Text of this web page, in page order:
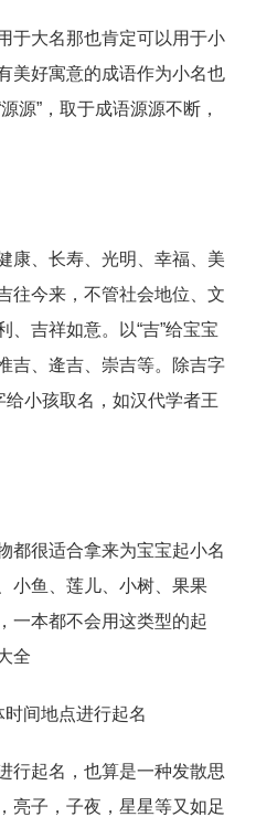
大名那也肯定可以用于小
美好寓意的成语作为小名也
源”，取于成语源源不断，
、长寿、光明、幸福、美
往今来，不管社会地位、文
、吉祥如意。以“吉”给宝宝
吉、逄吉、崇吉等。除吉字
给小孩取名，如汉代学者王
很适合拿来为宝宝起小名
小鱼、莲儿、小树、果果
一本都不会用这类型的起
全
间地点进行起名
起名，也算是一种发散思
亮子，子夜，星星等又如足